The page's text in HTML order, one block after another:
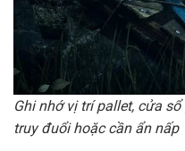
Ghi nhớ vị trí pallet, cửa
truy đuổi hoặc cần ẩn nấp